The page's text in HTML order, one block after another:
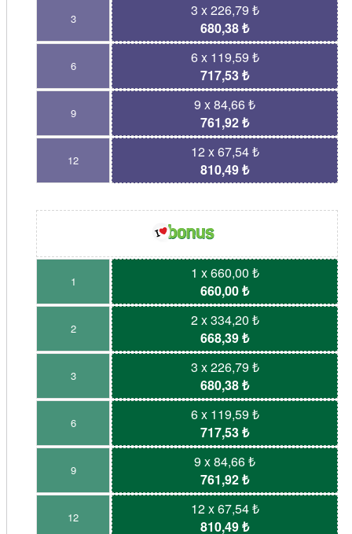
3
3 x 226,79 ₺
680,38 ₺
6
6 x 119,59 ₺
717,53 ₺
9
9 x 84,66 ₺
761,92 ₺
12
12 x 67,54 ₺
810,49 ₺
1
1 x 660,00 ₺
660,00 ₺
2
2 x 334,20 ₺
668,39 ₺
3
3 x 226,79 ₺
680,38 ₺
6
6 x 119,59 ₺
717,53 ₺
9
9 x 84,66 ₺
761,92 ₺
12
12 x 67,54 ₺
810,49 ₺